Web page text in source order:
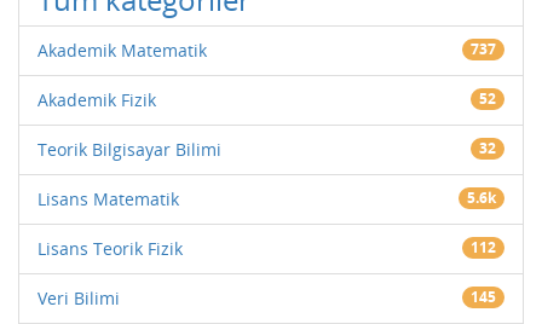
Akademik Matematik 737
Akademik Fizik 52
Teorik Bilgisayar Bilimi 32
Lisans Matematik 5.6k
Lisans Teorik Fizik 112
Veri Bilimi 145